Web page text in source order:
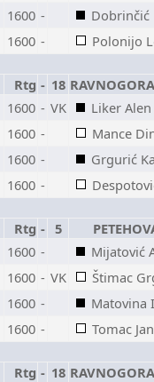
1600 -
1600 -
Polonijo
Rtg - 18
1600 - VK
Liker Alen
1600 -
Mance
1600 -
Grgurić
1600 -
Rtg - 5
1600 -
Mijatović
1600 - VK
Štimac
1600 -
Matovina
1600 -
Tomac Jan
Rtg - 18